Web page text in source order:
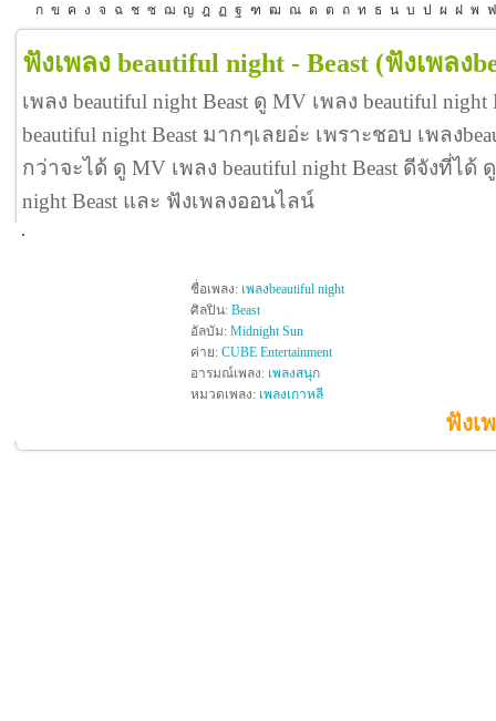
ก ข ค ง จ ฉ ช ซ ฌ ญ ฎ ฏ ฐ ฑ ฒ ณ ด ต ถ ท ธ น บ ป ผ ฝ พ ฟ
ฟังเพลง beautiful night - Beast (ฟังเพลง
เพลง beautiful night Beast ดู MV เพลง beautiful
beautiful night Beast มากๆเลยอ่ะ เพราะชอบ เพลง
กว่าจะได้ ดู MV เพลง beautiful night Beast ดีจังที่ได้
night Beast และ ฟังเพลงออนไลน์
ชื่อเพลง: เพลงbeautiful night
ศิลปิน: Beast
อัลบัม: Midnight Sun
ค่าย: CUBE Entertainment
อารมณ์เพลง: เพลงสนุก
หมวดเพลง: เพลงเกาหลี
ฟังเ